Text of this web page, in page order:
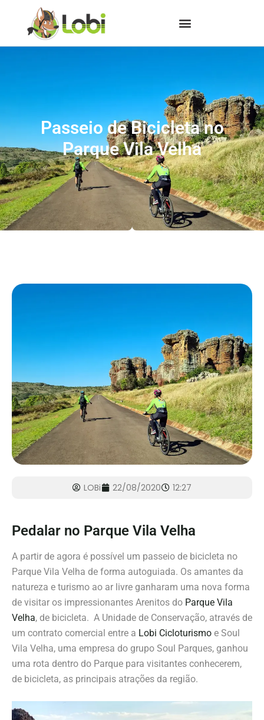
Passeio de Bicicleta no
Parque Vila Velha
LOBi 22/08/2020 12:27
Pedalar no Parque Vila Velha
A partir de agora é possível um passeio de bicicleta no
Parque Vila Velha de forma autoguiada. Os amantes da
natureza e turismo ao ar livre ganharam uma nova forma
de visitar os impressionantes Arenitos do Parque Vila
Velha, de bicicleta. A Unidade de Conservação, através de
um contrato comercial entre a Lobi Cicloturismo e Soul
Vila Velha, uma empresa do grupo Soul Parques, ganhou
uma rota dentro do Parque para visitantes conhecerem,
de bicicleta, as principais atrações da região.